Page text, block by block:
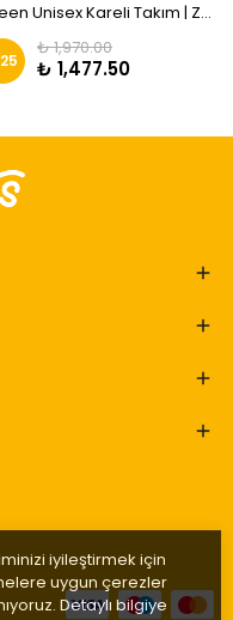
iyileştirmek için
uygun çerezler
Detaylı bilgiye
Green Unisex Kareli Takım | ZKids
25
₺ 1,970.00
₺ 1,477.50